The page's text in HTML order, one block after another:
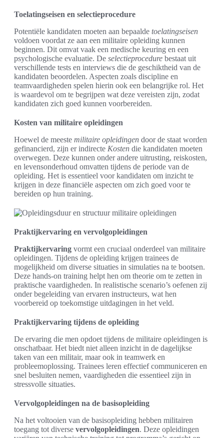
Toelatingseisen en selectieprocedure
Potentiële kandidaten moeten aan bepaalde toelatingseisen
voldoen voordat ze aan een militaire opleiding kunnen
beginnen. Dit omvat vaak een medische keuring en een
psychologische evaluatie. De selectieprocedure bestaat uit
verschillende tests en interviews die de geschiktheid van de
kandidaten beoordelen. Aspecten zoals discipline en
teamvaardigheden spelen hierin ook een belangrijke rol. Het
is waardevol om te begrijpen wat deze vereisten zijn, zodat
kandidaten zich goed kunnen voorbereiden.
Kosten van militaire opleidingen
Hoewel de meeste militaire opleidingen door de staat worden
gefinancierd, zijn er indirecte Kosten die kandidaten moeten
overwegen. Deze kunnen onder andere uitrusting, reiskosten,
en levensonderhoud omvatten tijdens de periode van de
opleiding. Het is essentieel voor kandidaten om inzicht te
krijgen in deze financiële aspecten om zich goed voor te
bereiden op hun training.
Praktijkervaring en vervolgopleidingen
Praktijkervaring vormt een cruciaal onderdeel van militaire
opleidingen. Tijdens de opleiding krijgen trainees de
mogelijkheid om diverse situaties in simulaties na te bootsen.
Deze hands-on training helpt hen om theorie om te zetten in
praktische vaardigheden. In realistische scenario’s oefenen zij
onder begeleiding van ervaren instructeurs, wat hen
voorbereid op toekomstige uitdagingen in het veld.
Praktijkervaring tijdens de opleiding
De ervaring die men opdoet tijdens de militaire opleidingen is
onschatbaar. Het biedt niet alleen inzicht in de dagelijkse
taken van een militair, maar ook in teamwerk en
probleemoplossing. Trainees leren effectief communiceren en
snel besluiten nemen, vaardigheden die essentieel zijn in
stressvolle situaties.
Vervolgopleidingen na de basisopleiding
Na het voltooien van de basisopleiding hebben militairen
toegang tot diverse vervolgopleidingen. Deze opleidingen